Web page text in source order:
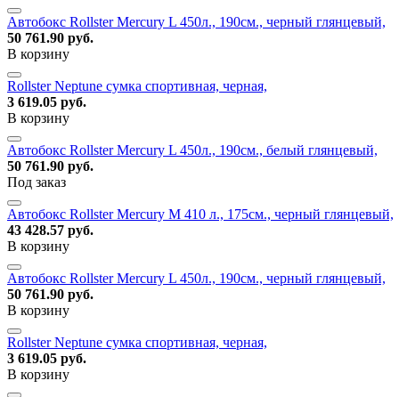
Автобокс Rollster Mercury L 450л., 190см., черный глянцевый,
50 761.90 руб.
В корзину
Rollster Neptune сумка спортивная, черная,
3 619.05 руб.
В корзину
Автобокс Rollster Mercury L 450л., 190см., белый глянцевый,
50 761.90 руб.
Под заказ
Автобокс Rollster Mercury M 410 л., 175см., черный глянцевый,
43 428.57 руб.
В корзину
Автобокс Rollster Mercury L 450л., 190см., черный глянцевый,
50 761.90 руб.
В корзину
Rollster Neptune сумка спортивная, черная,
3 619.05 руб.
В корзину